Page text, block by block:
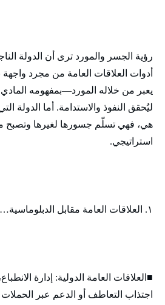
رؤية الجسر والمورد ترى أن الدولة
أدوات العلاقات العامة من مجرد
يعبر من خلاله المورد—بمفهومه
ليُحقق النفوذ والاستدامة. أما الدولة
هي، فهي تسلّم جسورها لغيرها وتصبح
استراتيجي.
١. العلاقات العامة مقابل الدبلوماسية… المفارقة الحاسمة
■العلاقات العامة الدولية: إدارة
اجتذاب التعاطف أو الدعم عبر الحملات